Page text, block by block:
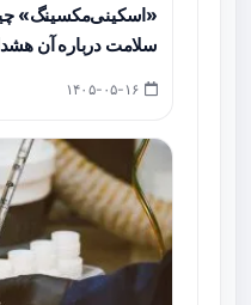
«اسکینی‌مکسینگ»
سلامت درباره آن